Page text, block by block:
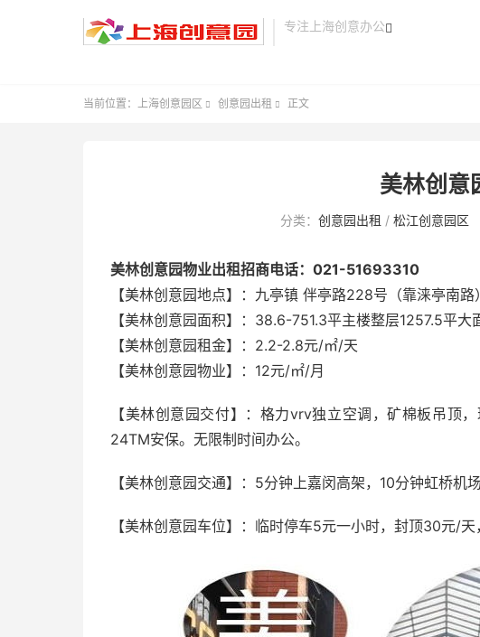
专注上海创意办公 
当前位置： 上海创意园区  创意园出租  正文
美林创意
分类： 创意园出租 / 松江创意园区
美林创意园物业出租招商电话：021-51693310
【美林创意园地点】：九亭镇 伴亭路228号（靠涞亭南路）
【美林创意园面积】：38.6-751.3平主楼整层1257.5平大
【美林创意园租金】：2.2-2.8元/㎡/天
【美林创意园物业】：12元/㎡/月
【美林创意园交付】：格力vrv独立空调，矿棉板吊顶
24TM安保。无限制时间办公。
【美林创意园交通】：5分钟上嘉闵高架，10分钟虹桥机
【美林创意园车位】：临时停车5元一小时，封顶30元/